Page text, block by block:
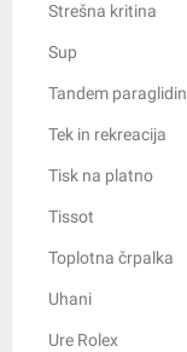
Strešna kritina
Sup
Tandem
Tek in rekreacija
Tisk na platno
Tissot
Toplotna črpalka
Uhani
Ure Rolex